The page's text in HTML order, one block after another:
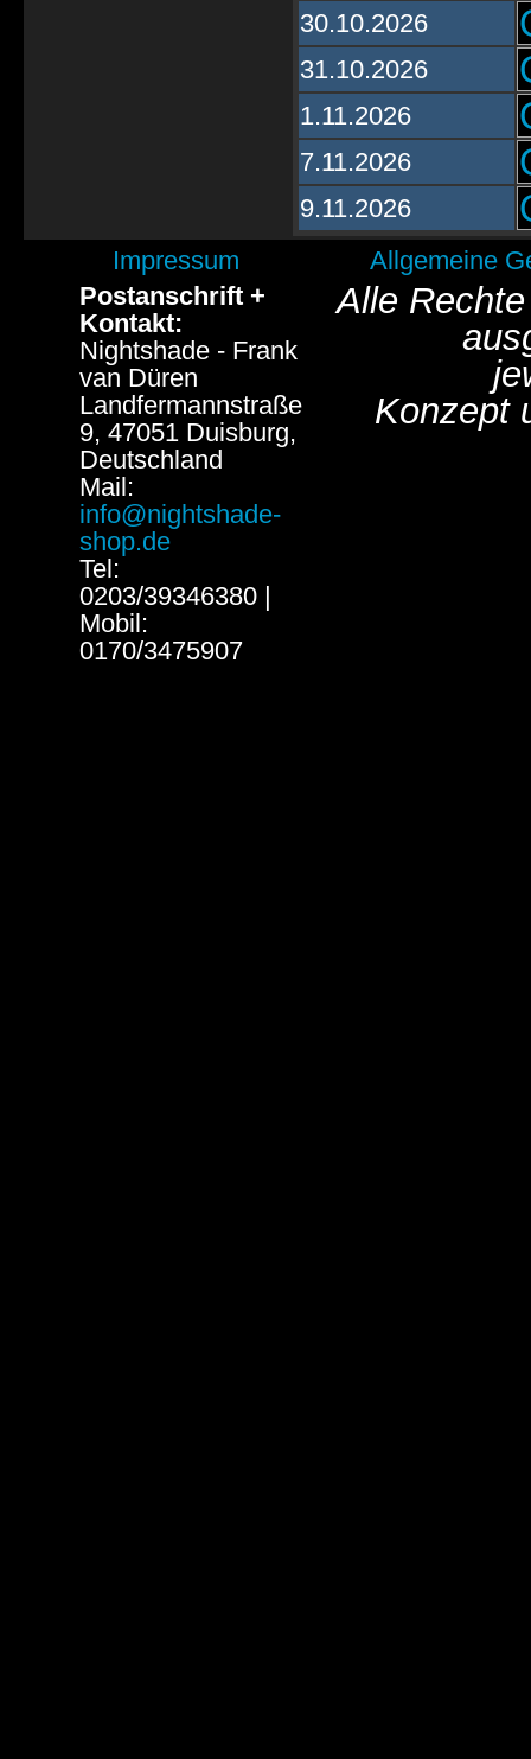
30.10.2026
31.10.2026
1.11.2026
7.11.2026
9.11.2026
Impressum
Allgemeine
Postanschrift +
Kontakt:
Nightshade - Frank
van Düren
Landfermannstraße
9, 47051 Duisburg,
Deutschland
Mail:
info@nightshade-
shop.de
Tel:
0203/39346380 |
Mobil:
0170/3475907
Alle
Konzept